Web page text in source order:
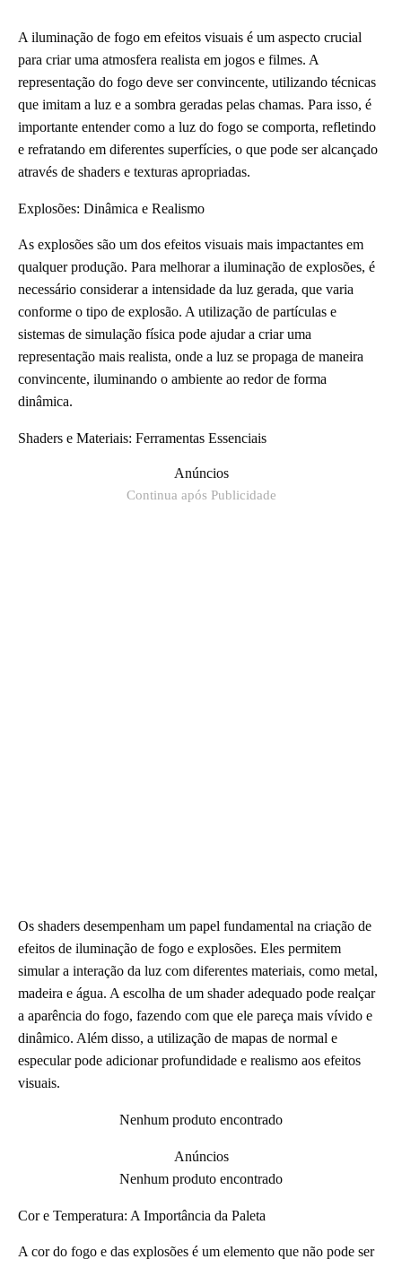
A iluminação de fogo em efeitos visuais é um aspecto crucial
para criar uma atmosfera realista em jogos e filmes. A
representação do fogo deve ser convincente, utilizando técnicas
que imitam a luz e a sombra geradas pelas chamas. Para isso, é
importante entender como a luz do fogo se comporta, refletindo
e refratando em diferentes superfícies, o que pode ser alcançado
através de shaders e texturas apropriadas.
Explosões: Dinâmica e Realismo
As explosões são um dos efeitos visuais mais impactantes em
qualquer produção. Para melhorar a iluminação de explosões, é
necessário considerar a intensidade da luz gerada, que varia
conforme o tipo de explosão. A utilização de partículas e
sistemas de simulação física pode ajudar a criar uma
representação mais realista, onde a luz se propaga de maneira
convincente, iluminando o ambiente ao redor de forma
dinâmica.
Shaders e Materiais: Ferramentas Essenciais
Anúncios
Continua após Publicidade
Os shaders desempenham um papel fundamental na criação de
efeitos de iluminação de fogo e explosões. Eles permitem
simular a interação da luz com diferentes materiais, como metal,
madeira e água. A escolha de um shader adequado pode realçar
a aparência do fogo, fazendo com que ele pareça mais vívido e
dinâmico. Além disso, a utilização de mapas de normal e
especular pode adicionar profundidade e realismo aos efeitos
visuais.
Nenhum produto encontrado
Anúncios
Nenhum produto encontrado
Cor e Temperatura: A Importância da Paleta
A cor do fogo e das explosões é um elemento que não pode ser